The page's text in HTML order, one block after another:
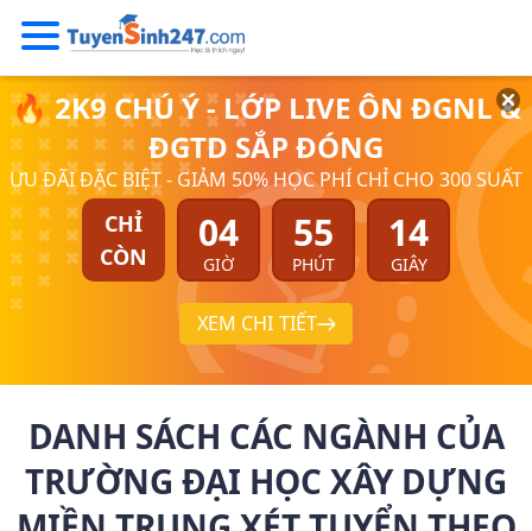
🔥 2K9 CHÚ Ý - LỚP LIVE ÔN ĐGNL &
ĐGTD SẮP ĐÓNG
ƯU ĐÃI ĐẶC BIỆT - GIẢM 50% HỌC PHÍ CHỈ CHO 300 SUẤT
CHỈ
CÒN
04
GIỜ
55
PHÚT
14
GIÂY
XEM CHI TIẾT
DANH SÁCH CÁC NGÀNH CỦA
TRƯỜNG ĐẠI HỌC XÂY DỰNG